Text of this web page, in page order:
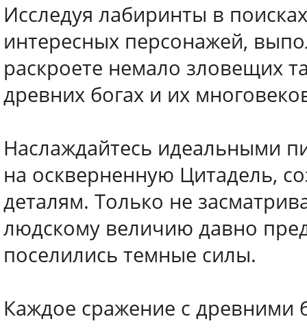
Исследуя лабиринты в
интересных персонажей,
раскроете немало зловещих
древних богах и их
Наслаждайтесь идеальными
на оскверненную Цитадель,
деталям. Только не
людскому величию давно
поселились темные силы.
Каждое сражение с древними